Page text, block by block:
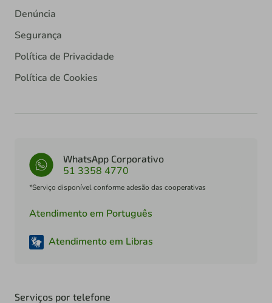
Denúncia
Segurança
Política de Privacidade
Política de Cookies
WhatsApp Corporativo
51 3358 4770
*Serviço disponível conforme adesão das cooperativas
Atendimento em Português
Atendimento em Libras
Serviços por telefone